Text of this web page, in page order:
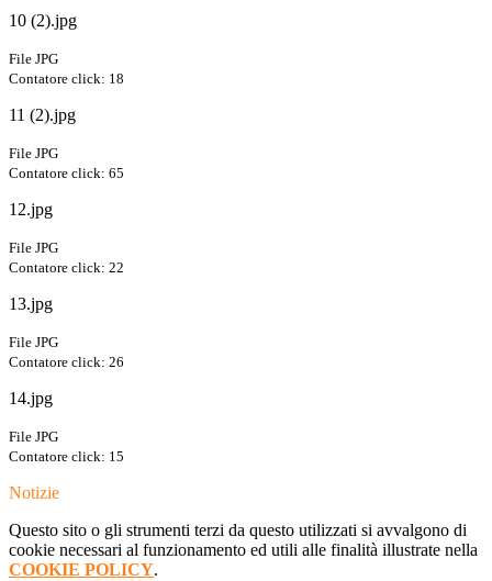
10 (2).jpg
File JPG
Contatore click: 18
11 (2).jpg
File JPG
Contatore click: 65
12.jpg
File JPG
Contatore click: 22
13.jpg
File JPG
Contatore click: 26
14.jpg
File JPG
Contatore click: 15
Notizie
Questo sito o gli strumenti terzi da questo utilizzati si avvalgono di
cookie necessari al funzionamento ed utili alle finalità illustrate nella
COOKIE POLICY.